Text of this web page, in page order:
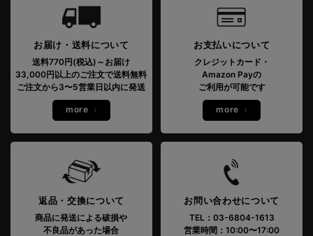
お届け・送料について
送料770円(税込)～お届け
33,000円以上のご注文で送料無料
ご注文から3〜5営業日以内に発送
more
お支払いについて
クレジットカード・
Amazon Payの
ご利用が可能です
more
返品・交換について
商品に発送による破損や
不良品があった場合
お問い合わせについて
TEL：03-6804-1613
営業時間：10:00〜17:00